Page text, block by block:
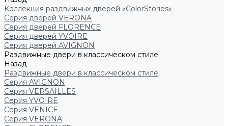
Коллекция раздвижных дверей «ColorStories»
Серия дверей VERONA
Серия дверей FLORENCE
Серия дверей YVOIRE
Серия дверей AVIGNON
Раздвижные двери в классическом стиле
Назад
Раздвижные двери в классическом стиле
Серия AVIGNON
Серия VERSAILLES
Серия YVOIRE
Серия VENICE
Серия VERONA